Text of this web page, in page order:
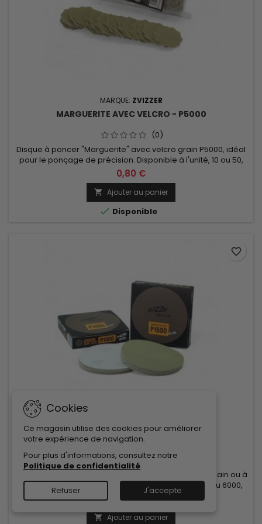
MARQUE: ZVIZZER
MARGUERITE AVEC VELCRO - P5000
(0)
Disque à poncer "Marguerite" avec velcro grain P5000, idéal
pour le ponçage de précision. Disponible à l'unité, 10 ou 50,
diamètre 35mm.
0,80 €
 Ajouter au panier
 Disponible
MARQUE:ZVIZZER
DISQUE DE PONÇAGE À L'EAU 150MM
(0)
Disque abrasif pour ponçage à l'eau, utilisable à la main ou à
la polisseuse. Abrasivité de 1500, 2000, 2500, 3000 ou 6000,
diamètre 150mm, à l'unité.
11,95 €
 Ajouter au panier
favorite_border
Cookies
Ce magasin utilise des cookies pour améliorer
votre expérience de navigation.
Pour plus d'informations, consultez notre
Politique de confidentialité.
Refuser J'accepte